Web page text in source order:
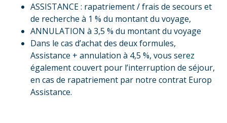
ASSISTANCE : rapatriement / frais de secours et
de recherche à 1 % du montant du voyage,
ANNULATION à 3,5 % du montant du voyage
Dans le cas d’achat des deux formules,
Assistance + annulation à 4,5 %, vous serez
également couvert pour l’interruption de séjour,
en cas de rapatriement par notre contrat Europ
Assistance.